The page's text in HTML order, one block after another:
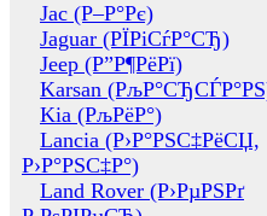
Jac (Р–Р°Рє)
Jaguar (РЇРіСѓР°СЂ)
Jeep (Р”Р¶РёРї)
Karsan
Kia (РљРёР°)
Lancia (Р›Р°РЅС‡РёСЏ,
Р›Р°РЅС‡Р°)
Land Rover (Р›РµРЅРґ